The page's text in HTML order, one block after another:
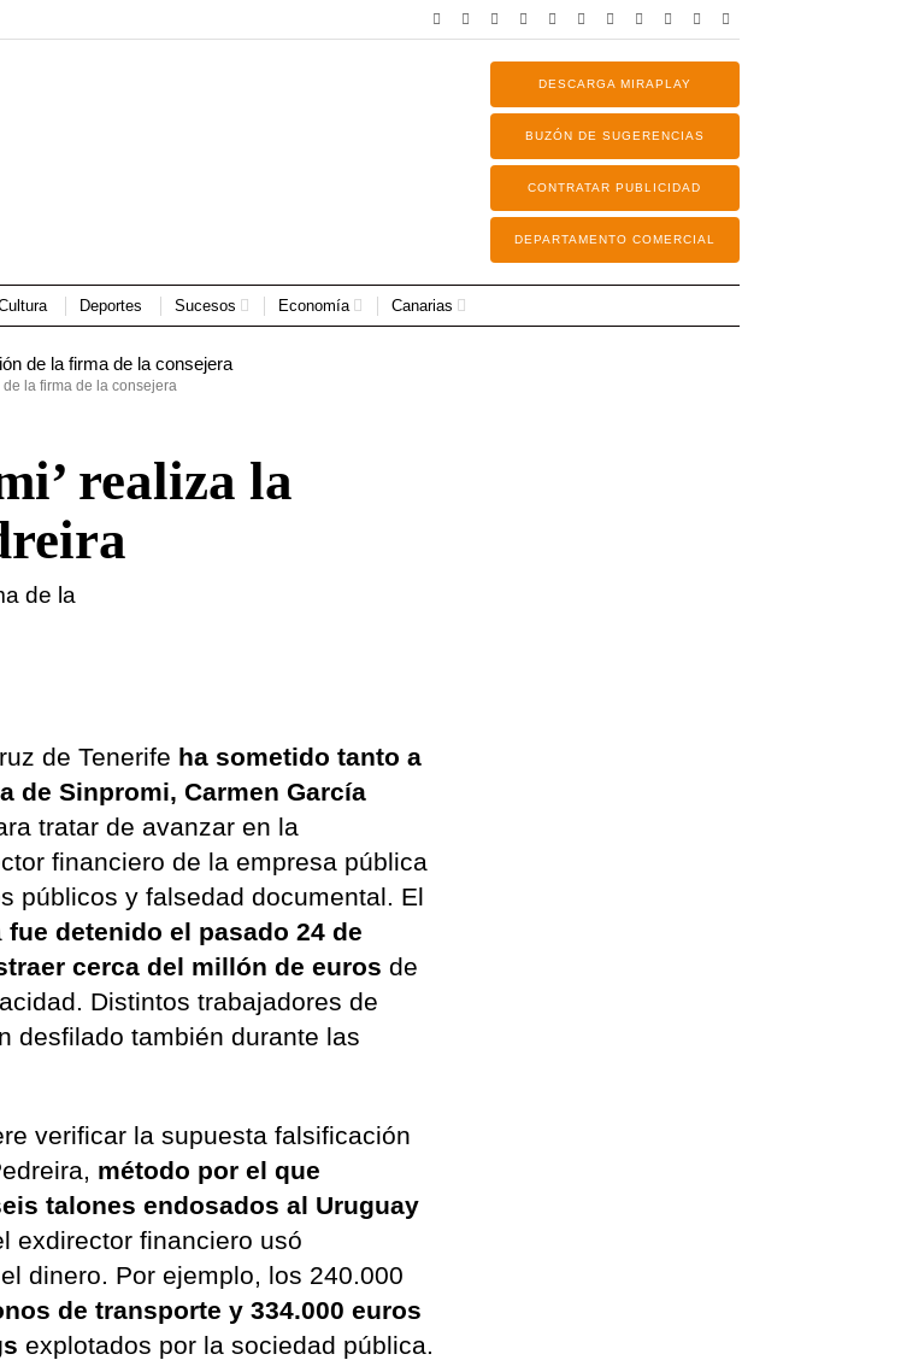
DESCARGA MIRAPLAY
BUZÓN DE SUGERENCIAS
CONTRATAR PUBLICIDAD
DEPARTAMENTO COMERCIAL
Deportes Sucesos Economía Canarias
la firma de la consejera
realiza la
de la
de Tenerife ha sometido tanto a
de Sinpromi, Carmen García
tratar de avanzar en la
financiero de la empresa pública
públicos y falsedad documental. El
fue detenido el pasado 24 de
cerca del millón de euros de
Distintos trabajadores de
desfilado también durante las
verificar la supuesta falsificación
método por el que
talones endosados al Uruguay
exdirector financiero usó
dinero. Por ejemplo, los 240.000
de transporte y 334.000 euros
explotados por la sociedad pública.